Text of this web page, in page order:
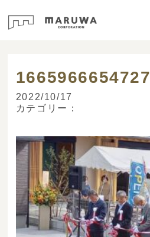
1665966654727
2022/10/17
カテゴリー：